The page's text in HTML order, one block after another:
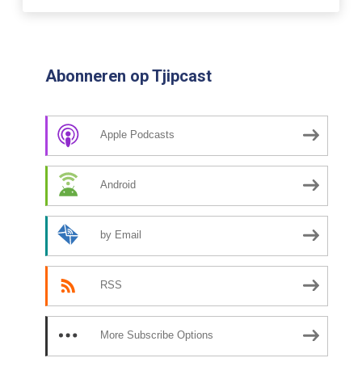
Abonneren op Tjipcast
Apple Podcasts
Android
by Email
RSS
More Subscribe Options